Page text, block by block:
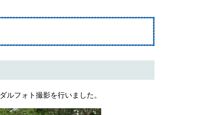
フォト撮影を行いました。